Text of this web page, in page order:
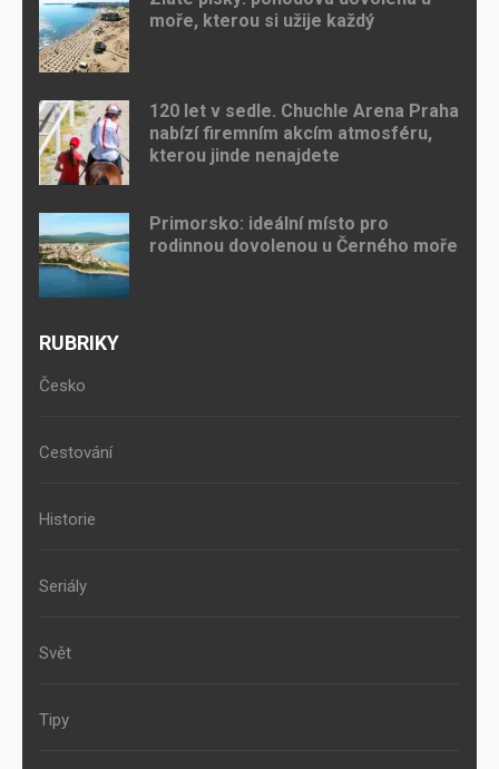
moře, kterou si užije každý
120 let v sedle. Chuchle Arena Praha
nabízí firemním akcím atmosféru,
kterou jinde nenajdete
Primorsko: ideální místo pro
rodinnou dovolenou u Černého moře
RUBRIKY
Česko
Cestování
Historie
Seriály
Svět
Tipy